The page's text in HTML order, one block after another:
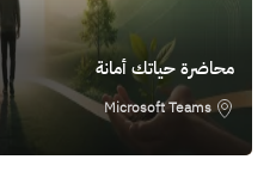
محاضرة حياتك أمانة
Microsoft Teams